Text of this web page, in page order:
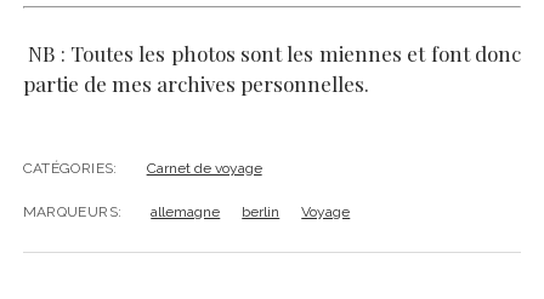
NB : Toutes les photos sont les miennes et font donc
partie de mes archives personnelles.
CATÉGORIES: Carnet de voyage
MARQUEURS: allemagne berlin Voyage